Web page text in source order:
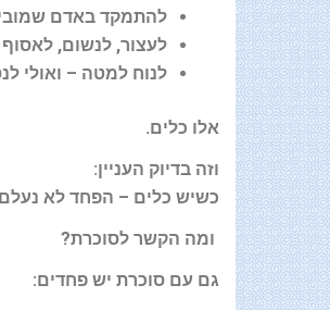
להתמקד באדם
לעצור, לנשום, לאסוף
לנוח למטה – ואולי
אלו כלים.
וזה בדיוק העניין:
כשיש כלים – הפחד לא
ומה הקשר לסוכרת?
גם עם סוכרת יש פחדים: